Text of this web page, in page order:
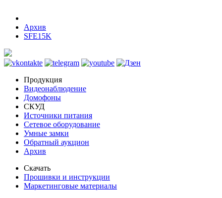
Архив
SFE15K
Продукция
Видеонаблюдение
Домофоны
СКУД
Источники питания
Сетевое оборудование
Умные замки
Обратный аукцион
Архив
Скачать
Прошивки и инструкции
Маркетинговые материалы